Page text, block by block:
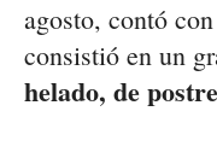
agosto, contó
consistió en un
helado, de